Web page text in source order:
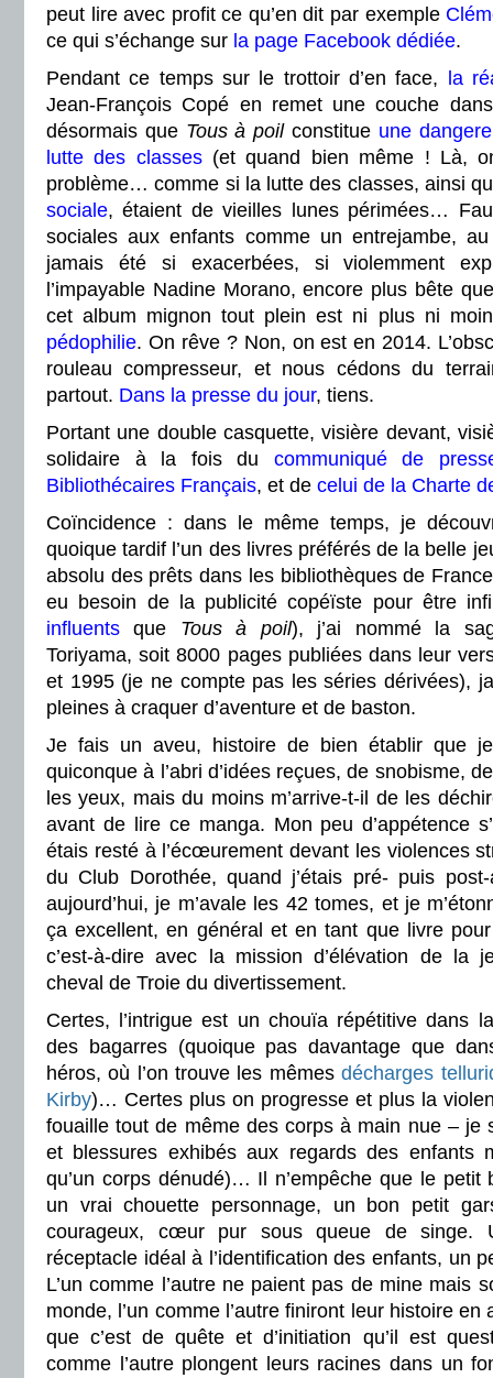
peut lire avec profit ce qu’en dit par exemple
ce qui s’échange sur la page Facebook dédiée.
Pendant ce temps sur le trottoir d’en face,
la
Jean-François Copé en remet une couche
désormais que Tous à poilconstitue une
lutte des classes(et quand bien même ! Là,
problème… comme si la lutte des classes, ainsi
sociale, étaient de vieilles lunes périmées…
sociales aux enfants comme un entrejambe,
jamais été si exacerbées, si violemment
l’impayable Nadine Morano, encore plus bête
cet album mignon tout plein est ni plus ni
pédophilie. On rêve ? Non, on est en 2014.
rouleau compresseur, et nous cédons du
partout. Dans la presse du jour, tiens.
Portant une double casquette, visière devant,
solidaire à la fois du communiqué de
Bibliothécaires Français, et de celui de la Charte
Coïncidence : dans le même temps, je
quoique tardif l’un des livres préférés de la belle
absolu des prêts dans les bibliothèques de
eu besoin de la publicité copéïste pour être
influents que Tous à poil), j’ai nommé la
Toriyama, soit 8000 pages publiées dans leur
et 1995 (je ne compte pas les séries dérivées),
pleines à craquer d’aventure et de baston.
Je fais un aveu, histoire de bien établir que
quiconque à l’abri d’idées reçues, de snobisme,
les yeux, mais du moins m’arrive-t-il de les
avant de lire ce manga. Mon peu d’appétence
étais resté à l’écœurement devant les violences
du Club Dorothée, quand j’étais pré- puis
aujourd’hui, je m’avale les 42 tomes, et je
ça excellent, en général et en tant que livre
c’est-à-dire avec la mission d’élévation de la
cheval de Troie du divertissement.
Certes, l’intrigue est un chouïa répétitive dans
des bagarres (quoique pas davantage que
héros, où l’on trouve les mêmesdécharges
Kirby)… Certes plus on progresse et plus la
fouaille tout de même des corps à main nue – je
et blessures exhibés aux regards des enfants
qu’un corps dénudé)… Il n’empêche que le petit
un vrai chouette personnage, un bon petit
courageux, cœur pur sous queue de singe.
réceptacle idéal à l’identification des enfants, un
L’un comme l’autre ne paient pas de mine mais
monde, l’un comme l’autre finiront leur histoire
que c’est de quête et d’initiation qu’il est
comme l’autre plongent leurs racines dans un